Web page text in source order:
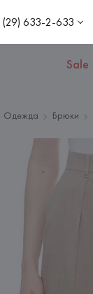
(29) 633-2-633
Sale
Одежда Брюки